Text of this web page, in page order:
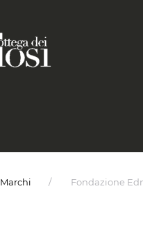
Marchi Fondazione